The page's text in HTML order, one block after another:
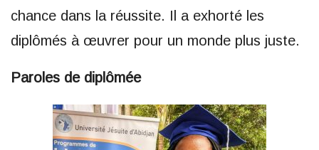
chance dans la réussite. Il a exhorté les
diplômés à œuvrer pour un monde plus juste.
Paroles de diplômée